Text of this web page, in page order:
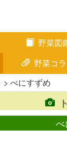
野菜図
野菜コ
> べにすずめ